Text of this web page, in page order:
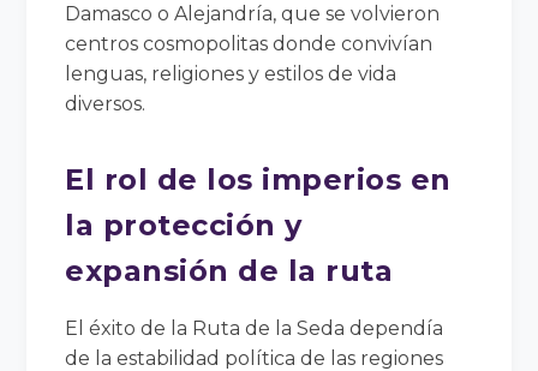
Damasco o Alejandría, que se volvieron
centros cosmopolitas donde convivían
lenguas, religiones y estilos de vida
diversos.
El rol de los imperios en
la protección y
expansión de la ruta
El éxito de la Ruta de la Seda dependía
de la estabilidad política de las regiones